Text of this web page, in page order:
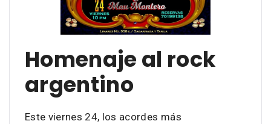
Homenaje al rock
argentino
Este viernes 24, los acordes más